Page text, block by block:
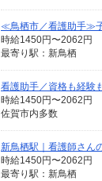
≪鳥栖市／看護助手≫
時給1450円〜2062円
最寄り駅：新鳥栖
看護助手／資格も経験
時給1450円〜2062円
佐賀市内多数
新鳥栖駅｜看護師さん
時給1450円〜2062円
最寄り駅：新鳥栖